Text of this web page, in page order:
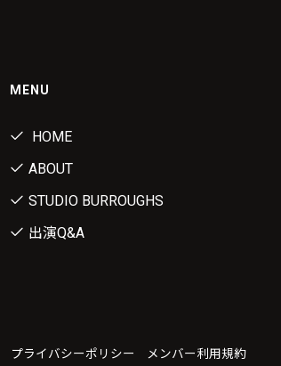
MENU
HOME
ABOUT
STUDIO BURROUGHS
出演Q&A
プライバシーポリシー メンバー利用規約